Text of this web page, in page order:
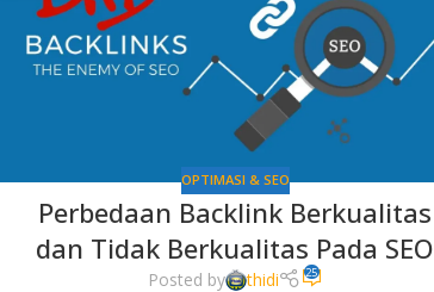
OPTIMASI & SEO
Perbedaan Backlink Berkualitas
dan Tidak Berkualitas Pada SEO
Posted by thidi 25